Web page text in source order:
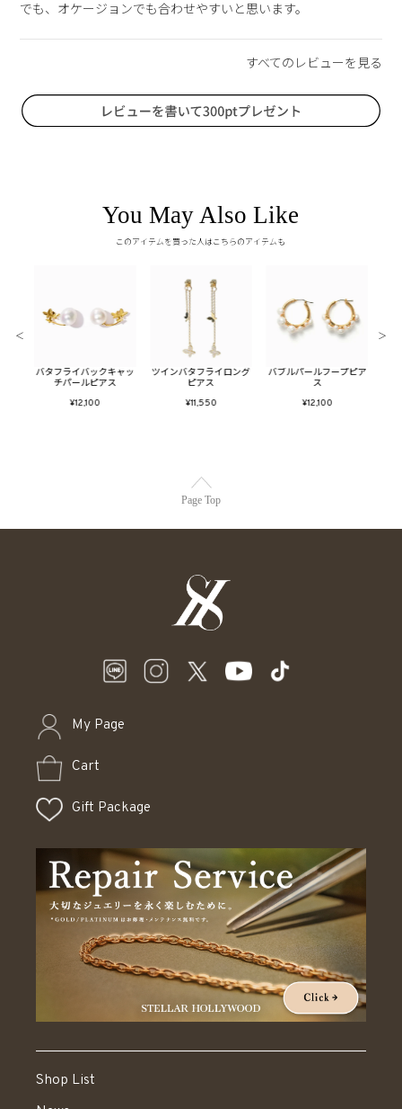
でも、オケージョンでも合わせやすいと思います。
You May Also Like
このアイテムを買った人はこちらのアイテムも
バタフライバックキャッ
チパールピアス
¥12,100
ツインバタフライロング
ピアス
¥11,550
バブルパールフープピア
ス
¥12,100
＜ ＞
Page Top
My Page
Cart
Gift Package
Shop List